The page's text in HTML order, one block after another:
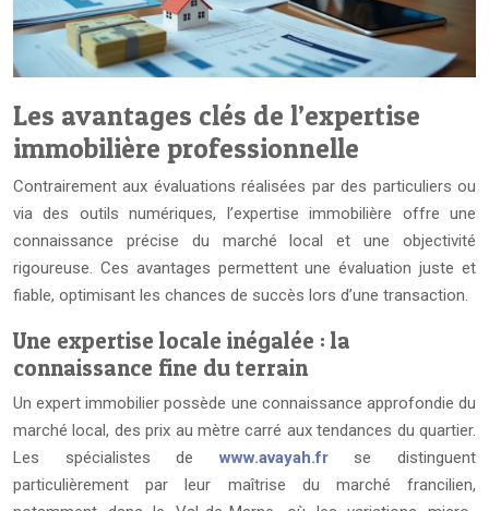
Les avantages clés de l’expertise
immobilière professionnelle
Contrairement aux évaluations réalisées par des particuliers ou
via des outils numériques, l’expertise immobilière offre une
connaissance précise du marché local et une objectivité
rigoureuse. Ces avantages permettent une évaluation juste et
fiable, optimisant les chances de succès lors d’une transaction.
Une expertise locale inégalée : la
connaissance fine du terrain
Un expert immobilier possède une connaissance approfondie du
marché local, des prix au mètre carré aux tendances du quartier.
Les spécialistes de www.avayah.frse distinguent
particulièrement par leur maîtrise du marché francilien,